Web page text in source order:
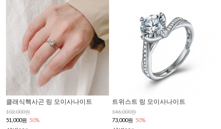
클래식헥사곤 링 모이사나이트
102,000원
51,000원 50%
트위스트 링 모이사나이트
146,000원
73,000원 50%